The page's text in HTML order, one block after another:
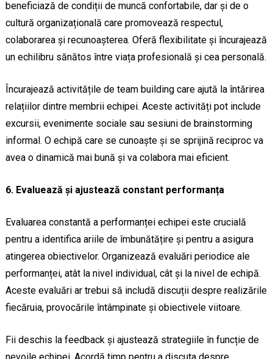
beneficiază de condiții de muncă confortabile, dar și de o
cultură organizațională care promovează respectul,
colaborarea și recunoașterea. Oferă flexibilitate și încurajează
un echilibru sănătos între viața profesională și cea personală.
Încurajează activitățile de team building care ajută la întărirea
relațiilor dintre membrii echipei. Aceste activități pot include
excursii, evenimente sociale sau sesiuni de brainstorming
informal. O echipă care se cunoaște și se sprijină reciproc va
avea o dinamică mai bună și va colabora mai eficient.
6. Evaluează și ajustează constant performanța
Evaluarea constantă a performanței echipei este crucială
pentru a identifica ariile de îmbunătățire și pentru a asigura
atingerea obiectivelor. Organizează evaluări periodice ale
performanței, atât la nivel individual, cât și la nivel de echipă.
Aceste evaluări ar trebui să includă discuții despre realizările
fiecăruia, provocările întâmpinate și obiectivele viitoare.
Fii deschis la feedback și ajustează strategiile în funcție de